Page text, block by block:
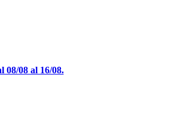
08 al 16/08.